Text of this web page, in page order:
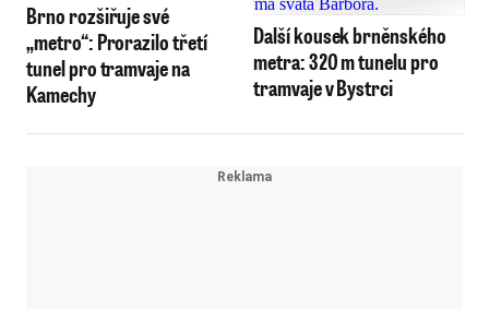
Brno rozšiřuje své
„metro“: Prorazilo třetí
tunel pro tramvaje na
Kamechy
Další kousek brněnského
metra: 320 m tunelu pro
tramvaje v Bystrci